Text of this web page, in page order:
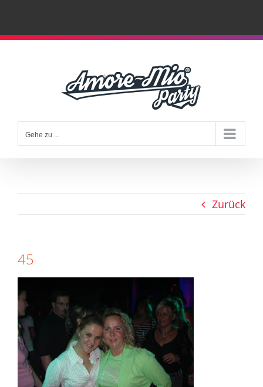
Zum
Gehe zu ...
Zurück
45